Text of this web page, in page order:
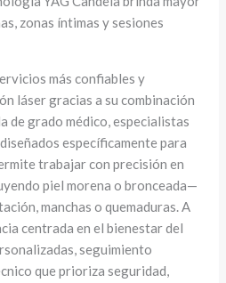
zonas íntimas y sesiones
más confiables y
láser gracias a su combinación
de grado médico, especialistas
específicamente para
trabajar con precisión en
piel morena o bronceada—
manchas o quemaduras. A
centrada en el bienestar del
seguimiento
que prioriza seguridad,